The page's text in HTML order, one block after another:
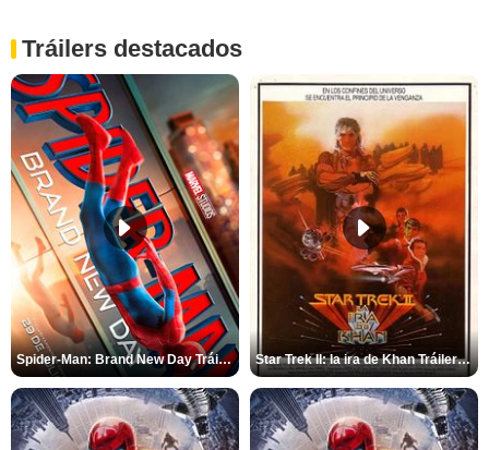
Tráilers destacados
Spider-Man: Brand New Day Tráiler (3) Star Trek II: la ira de Khan Tráiler VO